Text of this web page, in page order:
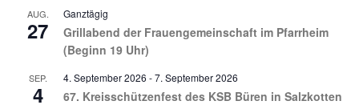
AUG.
27
Ganztägig
Grillabend der Frauengemeinschaft im Pfarrheim
(Beginn 19 Uhr)
SEP.
4
4. September 2026 -7. September 2026
67. Kreisschützenfest des KSB Büren in Salzkotten